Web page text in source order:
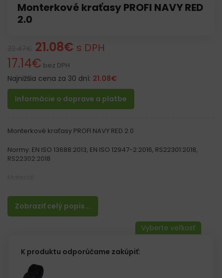
Monterkové kraťasy PROFI NAVY RED
2.0
21.08€ s DPH
17.14€ bez DPH
Najnižšia cena za 30 dní: 21.08€
Informácie o doprave a platbe
Zobraziť celý popis...
Monterkové kraťasy PROFI NAVY RED 2.0
Normy: EN ISO 13688:2013, EN ISO 12947-2:2016, RS22301:2018,
RS22302:2018
Opasok nie je súčasťou balenie.
– Nová verzia obľúbených pracovných nohavíc PROFI COOL
– Lepšie prispôsobenie sa postave
padaniu nohavíc z pásu
K produktu odporúčame zakúpiť: